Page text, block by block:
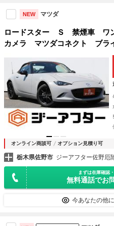
NEW マツダ
ロードスター Ｓ 禁煙車 ワ
カメラ マツダコネクト ブラ
クアシスト スマートキー Ｅ
ートマチックハイビーム Ｂｌ
オンライン商談可 オプション見積り可
栃木県佐野市 ジーアフター佐野厄
まずは在庫確認
無料通話でお
今あなたの他に